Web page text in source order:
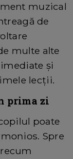
muzical
de
multe alte
și
lecții.
prima zi
poate
Spre